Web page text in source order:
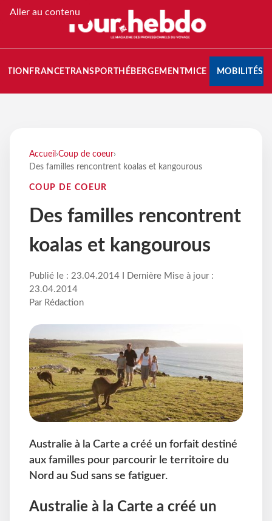
Aller au contenu
FRANCETRANSPORT HÉBERGEMENTMICE MOBILITÉS
Accueil ›Coup de coeur›
Des familles rencontrent koalas et kangourous
COUP DE COEUR
Des familles rencontrent
koalas et kangourous
Publié le : 23.04.2014 I Dernière Mise à jour :
23.04.2014
Par Rédaction
Australie à la Carte a créé un forfait destiné
aux familles pour parcourir le territoire du
Nord au Sud sans se fatiguer.
Australie à la Carte a créé un